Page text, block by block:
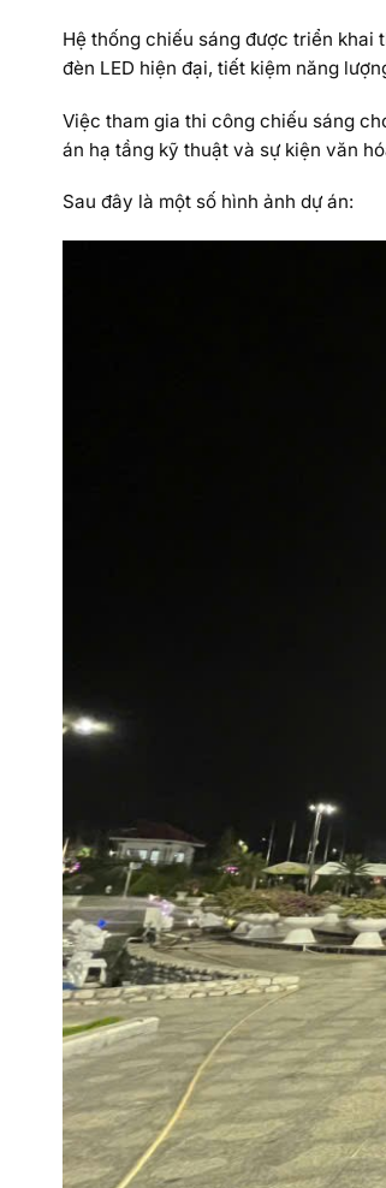
Hệ thống chiếu sáng được triển khai
đèn LED hiện đại, tiết kiệm năng
Việc tham gia thi công chiếu sáng
án hạ tầng kỹ thuật và sự kiện văn
Sau đây là một số hình ảnh dự án: